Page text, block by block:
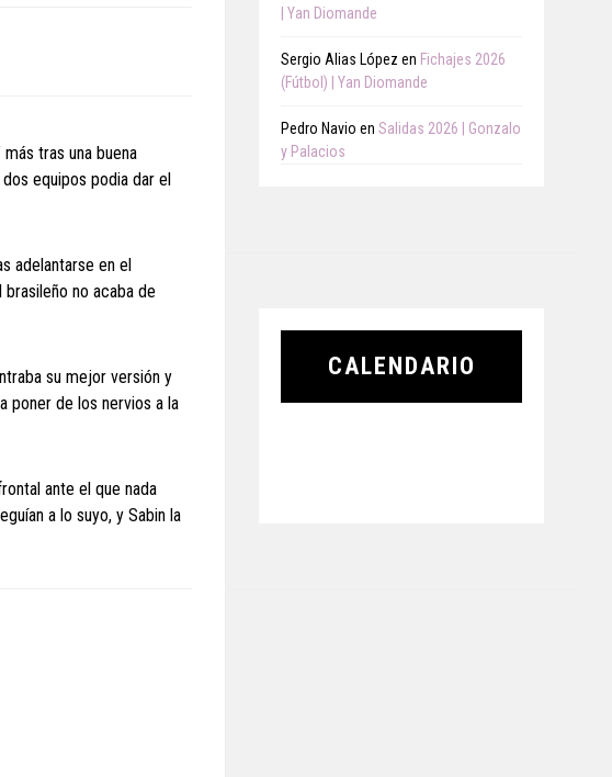
tras una buena
equipos podia dar el
adelantarse en el
no acaba de
su mejor versión y
poner de los nervios a la
ante el que nada
a lo suyo, y Sabin la
| Yan Diomande
Sergio Alias López en Fichajes 2026
(Fútbol) | Yan Diomande
Pedro Navio en Salidas 2026 | Gonzalo
y Palacios
CALENDARIO